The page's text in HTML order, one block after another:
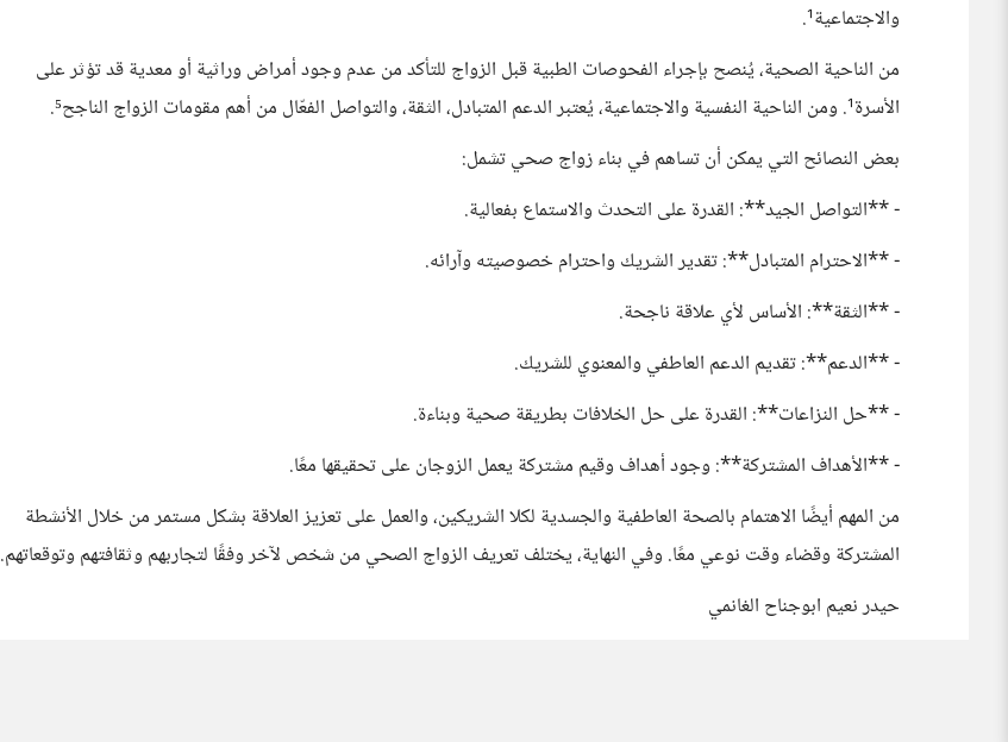
والاجتماعية¹.
من الناحية الصحية، يُنصح بإجراء الفحوصات الطبية قبل الزواج للتأكد من عدم وجود أمراض وراثية أو معدية قد تؤثر على
الأسرة¹. ومن الناحية النفسية والاجتماعية، يُعتبر الدعم المتبادل، الثقة، والتواصل الفعّال من أهم مقومات الزواج الناجح⁵.
بعض النصائح التي يمكن أن تساهم في بناء زواج صحي تشمل:
- **التواصل الجيد**: القدرة على التحدث والاستماع بفعالية.
- **الاحترام المتبادل**: تقدير الشريك واحترام خصوصيته وآرائه.
- **الثقة**: الأساس لأي علاقة ناجحة.
- **الدعم**: تقديم الدعم العاطفي والمعنوي للشريك.
- **حل النزاعات**: القدرة على حل الخلافات بطريقة صحية وبناءة.
- **الأهداف المشتركة**: وجود أهداف وقيم مشتركة يعمل الزوجان على تحقيقها معًا.
من المهم أيضًا الاهتمام بالصحة العاطفية والجسدية لكلا الشريكين، والعمل على تعزيز العلاقة بشكل مستمر من خلال الأنشطة
المشتركة وقضاء وقت نوعي معًا. وفي النهاية، يختلف تعريف الزواج الصحي من شخص لآخر وفقًا لتجاربهم وثقافتهم وتوقعاتهم.
حيدر نعيم ابوجناح الغانمي